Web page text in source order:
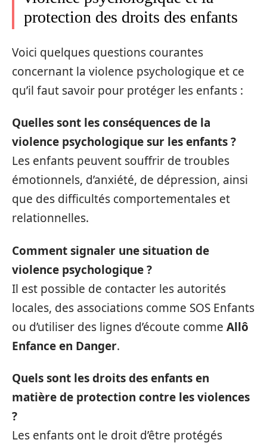
protection des droits des enfants
Voici quelques questions courantes
concernant la violence psychologique et ce
qu’il faut savoir pour protéger les enfants :
Quelles sont les conséquences de la
violence psychologique sur les enfants ?
Les enfants peuvent souffrir de troubles
émotionnels, d’anxiété, de dépression, ainsi
que des difficultés comportementales et
relationnelles.
Comment signaler une situation de
violence psychologique ?
Il est possible de contacter les autorités
locales, des associations comme SOS Enfants
ou d’utiliser des lignes d’écoute comme Allô
Enfance en Danger.
Quels sont les droits des enfants en
matière de protection contre les violences
?
Les enfants ont le droit d’être protégés